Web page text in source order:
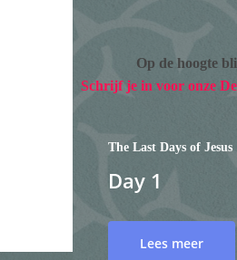
The Last Days of Jesus
Day 1
Lees meer
Op de hoogte
Schrijf je in voor onze